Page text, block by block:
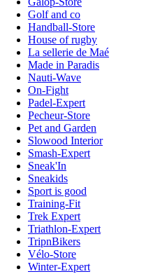
Golf and co
Handball-Store
House of rugby
La sellerie de Maé
Made in Paradis
Nauti-Wave
On-Fight
Padel-Expert
Pecheur-Store
Pet and Garden
Slowood Interior
Smash-Expert
Sneak'In
Sneakids
Sport is good
Training-Fit
Trek Expert
Triathlon-Expert
TripnBikers
Vélo-Store
Winter-Expert